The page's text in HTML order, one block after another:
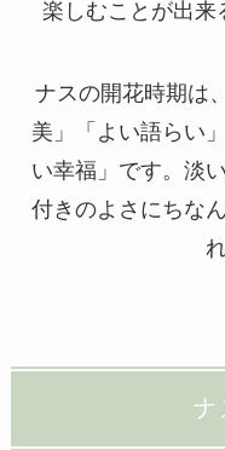
楽しむことが出来
ナスの開花時期は
美」「よい語らい
い幸福」です。淡
付きのよさにちな